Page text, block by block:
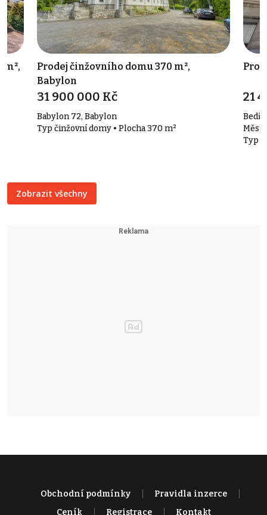
Prodej činžovního domu 370 m²,
Babylon
31 900 000 Kč
Babylon 72, Babylon
Typ činžovní domy • Plocha 370 m²
21
Město
Typ
Zobrazit všechny
Obchodní podmínky
Pravidla inzerce
Ceník
Registrace Kontakt